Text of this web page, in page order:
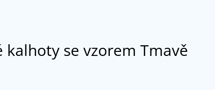
kalhoty se vzorem Tmavě